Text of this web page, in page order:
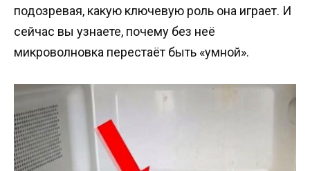
подозревая, какую ключевую роль она играет. И
сейчас вы узнаете, почему без неё
микроволновка перестаёт быть «умной».